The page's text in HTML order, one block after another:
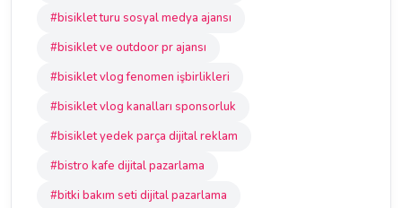
#bisiklet turu sosyal medya ajansı
#bisiklet ve outdoor pr ajansı
#bisiklet vlog fenomen işbirlikleri
#bisiklet vlog kanalları sponsorluk
#bisiklet yedek parça dijital reklam
#bistro kafe dijital pazarlama
#bitki bakım seti dijital pazarlama